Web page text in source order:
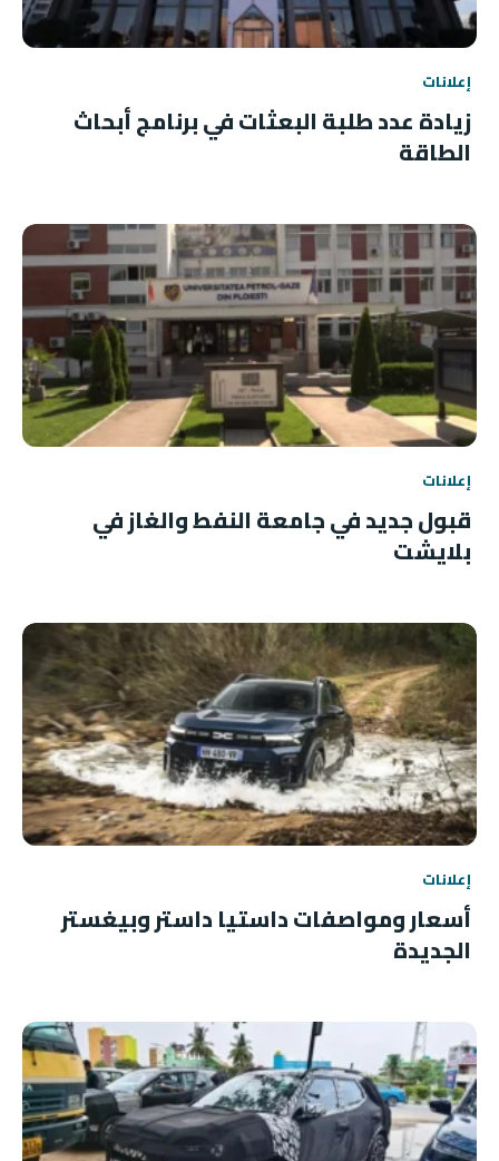
إعلانات
زيادة عدد طلبة البعثات في برنامج أبحاث
الطاقة
إعلانات
قبول جديد في جامعة النفط والغاز في
بلايشت
إعلانات
أسعار ومواصفات داستيا داستر وبيغستر
الجديدة